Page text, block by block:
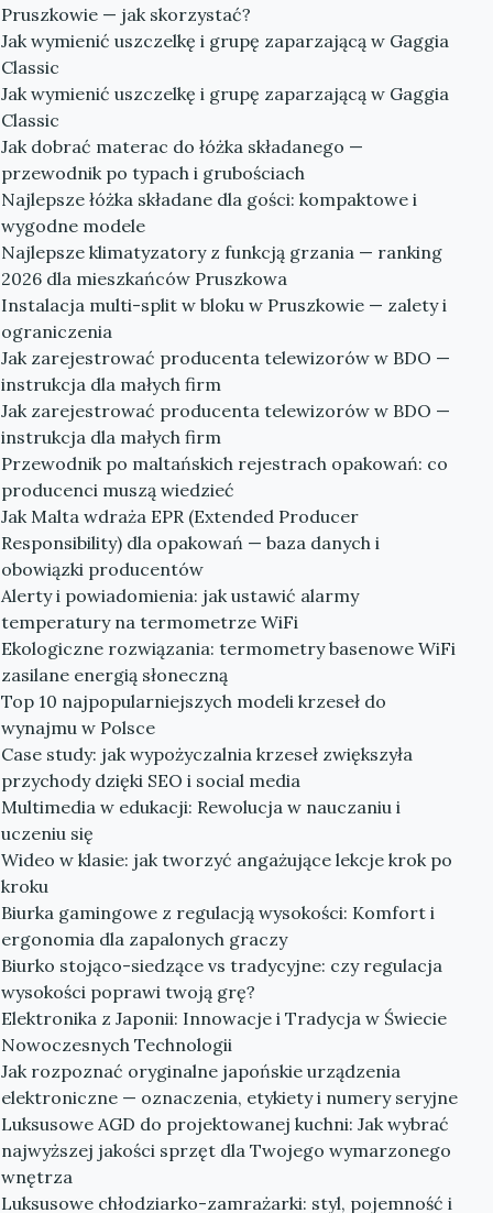
Pruszkowie — jak skorzystać?
Jak wymienić uszczelkę i grupę zaparzającą w Gaggia
Classic
Jak wymienić uszczelkę i grupę zaparzającą w Gaggia
Classic
Jak dobrać materac do łóżka składanego —
przewodnik po typach i grubościach
Najlepsze łóżka składane dla gości: kompaktowe i
wygodne modele
Najlepsze klimatyzatory z funkcją grzania — ranking
2026 dla mieszkańców Pruszkowa
Instalacja multi-split w bloku w Pruszkowie — zalety i
ograniczenia
Jak zarejestrować producenta telewizorów w BDO —
instrukcja dla małych firm
Jak zarejestrować producenta telewizorów w BDO —
instrukcja dla małych firm
Przewodnik po maltańskich rejestrach opakowań: co
producenci muszą wiedzieć
Jak Malta wdraża EPR (Extended Producer
Responsibility) dla opakowań — baza danych i
obowiązki producentów
Alerty i powiadomienia: jak ustawić alarmy
temperatury na termometrze WiFi
Ekologiczne rozwiązania: termometry basenowe WiFi
zasilane energią słoneczną
Top 10 najpopularniejszych modeli krzeseł do
wynajmu w Polsce
Case study: jak wypożyczalnia krzeseł zwiększyła
przychody dzięki SEO i social media
Multimedia w edukacji: Rewolucja w nauczaniu i
uczeniu się
Wideo w klasie: jak tworzyć angażujące lekcje krok po
kroku
Biurka gamingowe z regulacją wysokości: Komfort i
ergonomia dla zapalonych graczy
Biurko stojąco-siedzące vs tradycyjne: czy regulacja
wysokości poprawi twoją grę?
Elektronika z Japonii: Innowacje i Tradycja w Świecie
Nowoczesnych Technologii
Jak rozpoznać oryginalne japońskie urządzenia
elektroniczne — oznaczenia, etykiety i numery seryjne
Luksusowe AGD do projektowanej kuchni: Jak wybrać
najwyższej jakości sprzęt dla Twojego wymarzonego
wnętrza
Luksusowe chłodziarko-zamrażarki: styl, pojemność i